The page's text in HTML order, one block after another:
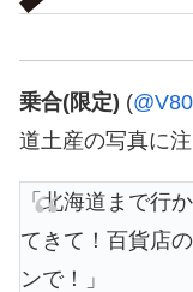
乗合(限定) (
道土産の写真に
「北海道まで行
てきて！百貨店
ンで！」